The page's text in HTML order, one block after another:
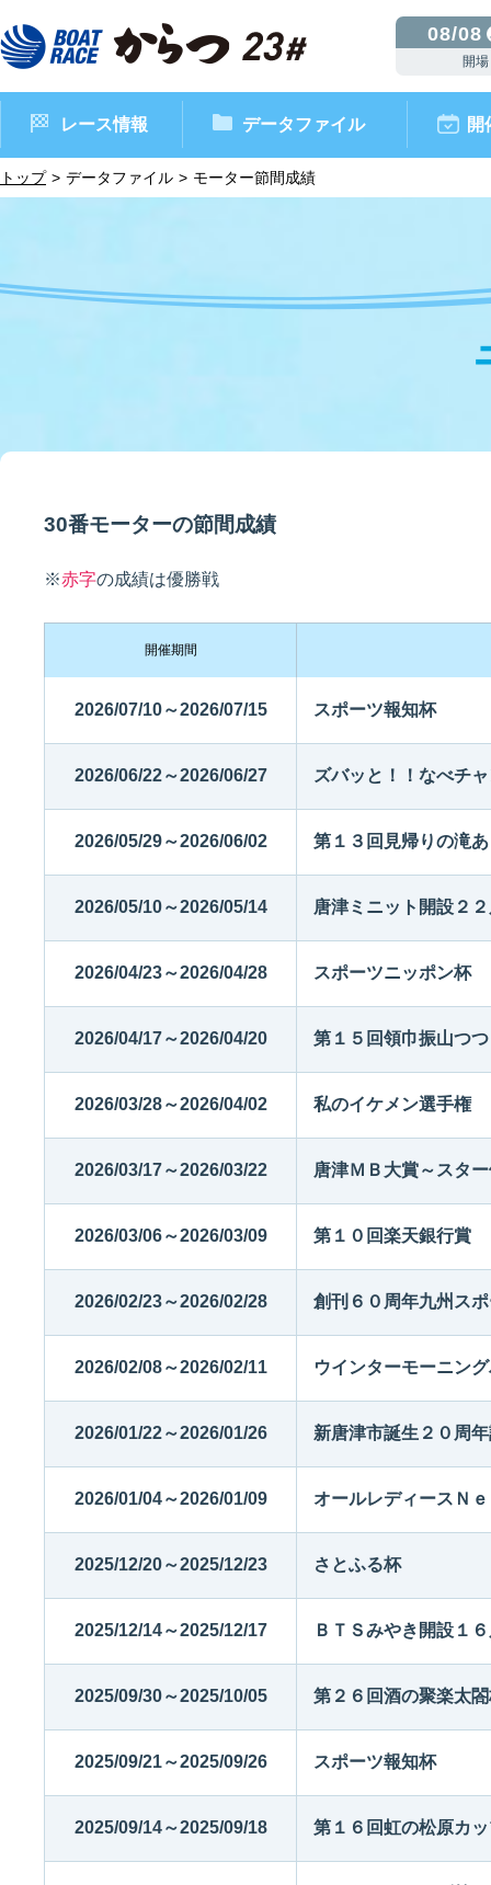
08/08
開場
レース情報
進入コース別選手成績
データファイル 開
外向発売所 ドリームピッ
マンスリーレースガイド
トップ データファイル モーター節間成績
30番モーターの節間成績
※赤字の成績は優勝戦
開催期間
2026/07/10～2026/07/15 スポーツ報知杯
2026/06/22～2026/06/27 ズバッと！！なべチ
2026/05/29～2026/06/02 第１３回見帰りの滝
2026/05/10～2026/05/14 唐津ミニット開設２
2026/04/23～2026/04/28 スポーツニッポン杯
2026/04/17～2026/04/20 第１５回領巾振山つ
2026/03/28～2026/04/02 私のイケメン選手権
2026/03/17～2026/03/22 唐津ＭＢ大賞～スタ
2026/03/06～2026/03/09 第１０回楽天銀行賞
2026/02/23～2026/02/28 創刊６０周年九州ス
2026/02/08～2026/02/11 ウインターモーニン
2026/01/22～2026/01/26 新唐津市誕生２０周
2026/01/04～2026/01/09 オールレディースＮ
2025/12/20～2025/12/23 さとふる杯
2025/12/14～2025/12/17 ＢＴＳみやき開設１
2025/09/30～2025/10/05 第２６回酒の聚楽太
2025/09/21～2025/09/26 スポーツ報知杯
2025/09/14～2025/09/18 第１６回虹の松原カ